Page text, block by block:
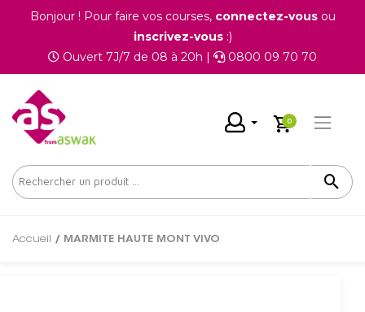
Bonjour ! Pour faire vos courses, connectez-vousou
inscrivez-vous:)
Ouvert 7J/7 de 08 à 20h |
0800 09 70 70
0
Accueil / MARMITE HAUTE MONT VIVO